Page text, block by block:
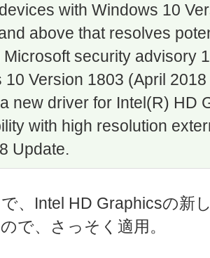
with Windows 10
above that resolves
Microsoft security advisory
10 Version 1803 (April
new driver for Intel(R) HD
with high resolution
Update.
、Intel HD Graphicsの新
で、さっそく適用。